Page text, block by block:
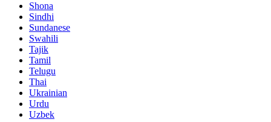
Shona
Sindhi
Sundanese
Swahili
Tajik
Tamil
Telugu
Thai
Ukrainian
Urdu
Uzbek